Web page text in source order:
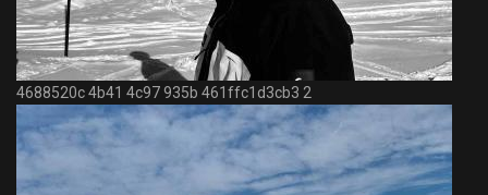
4688520c 4b41 4c97 935b 461ffc1d3cb3 2